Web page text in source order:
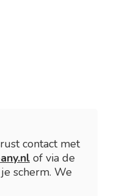
contact met
of via de
scherm. We